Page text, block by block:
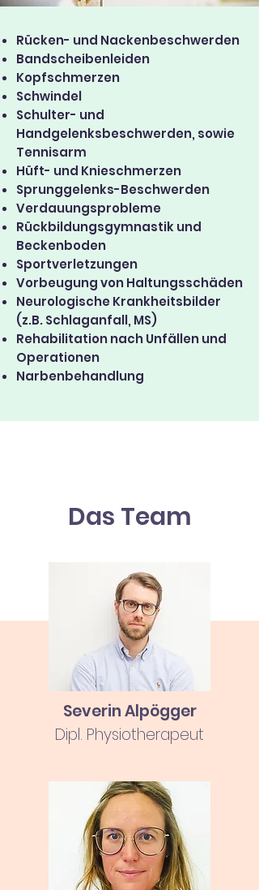
Rücken- und Nackenbeschwerden
Bandscheibenleiden
Kopfschmerzen
Schwindel
Schulter- und
Handgelenksbeschwerden, sowie
Tennisarm
Hüft- und Knieschmerzen
Sprunggelenks-Beschwerden
Verdauungsprobleme
Rückbildungsgymnastik und
Beckenboden
Sportverletzungen
Vorbeugung von Haltungsschäden
Neurologische Krankheitsbilder
(z.B. Schlaganfall, MS)
Rehabilitation nach Unfällen und
Operationen
Narbenbehandlung
Das Team
Severin Alpögger
Dipl. Physiotherapeut